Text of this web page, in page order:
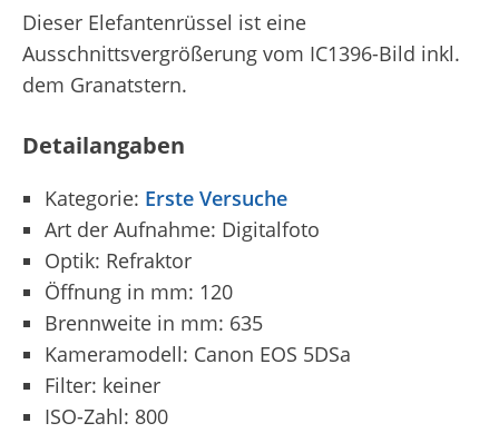
Dieser Elefantenrüssel ist eine
Ausschnittsvergrößerung vom IC1396-Bild inkl.
dem Granatstern.
Detailangaben
Kategorie: Erste Versuche
Art der Aufnahme: Digitalfoto
Optik: Refraktor
Öffnung in mm: 120
Brennweite in mm: 635
Kameramodell: Canon EOS 5DSa
Filter: keiner
ISO-Zahl: 800